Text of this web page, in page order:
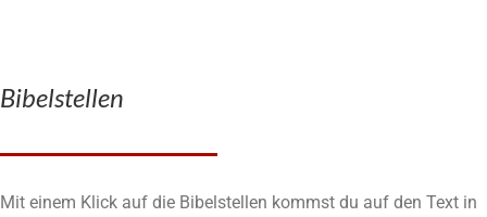
Bibelstellen
Mit einem Klick auf die Bibelstellen kommst du auf den Text in